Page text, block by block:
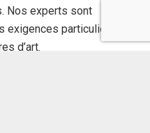
Nos experts sont
particulières
d’art.